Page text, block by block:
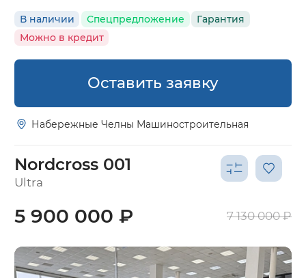
В наличии Спецпредложение
Гарантия
Можно в кредит
Оставить заявку
Набережные Челны Машиностроительная
Nordcross 001
Ultra
5 900 000 ₽ 7 130 000 ₽